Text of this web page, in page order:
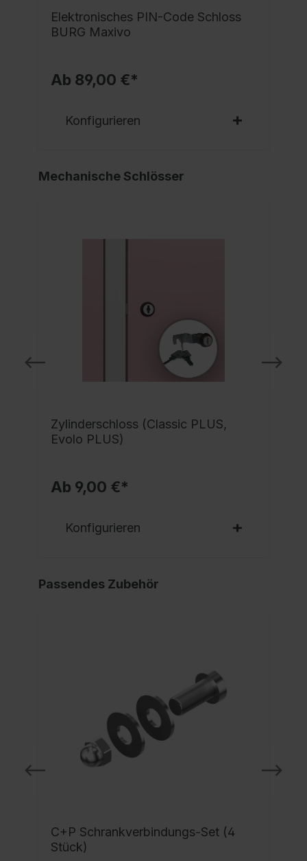
Elektronisches PIN-Code Schloss
BURG Maxivo
Ab 89,00 €*
Konfigurieren
Mechanische Schlösser
Zylinderschloss (Classic PLUS,
Evolo PLUS)
Ab 9,00 €*
Konfigurieren
Passendes Zubehör
C+P Schrankverbindungs-Set (4
Stück)